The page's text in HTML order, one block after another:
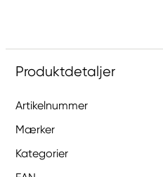
Produktdetaljer
Artikelnummer
Mærker
Kategorier